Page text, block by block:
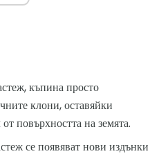
къпина просто
клони, оставяйки
повърхността на земята.
се появяват нови издънки